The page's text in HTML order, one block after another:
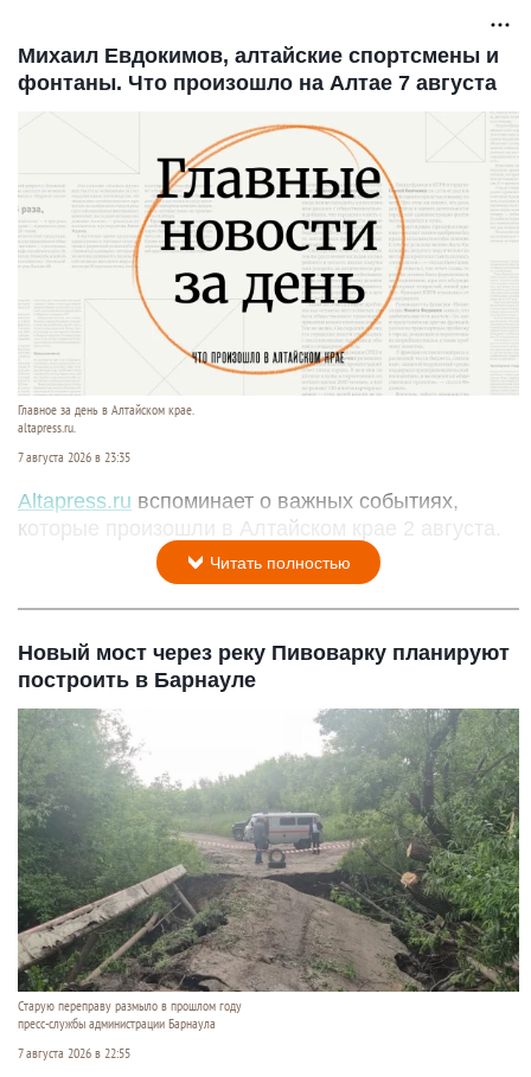
Михаил Евдокимов, алтайские спортсмены и
фонтаны. Что произошло на Алтае 7 августа
Главное за день в Алтайском крае.
altapress.ru.
7 августа 2026 в 23:35
Altapress.ru вспоминает о важных событиях,
которые произошли в Алтайском крае 2 августа.
Читать полностью
Новый мост через реку Пивоварку планируют
построить в Барнауле
Старую переправу размыло в прошлом году
пресс-службы администрации Барнаула
7 августа 2026 в 22:55